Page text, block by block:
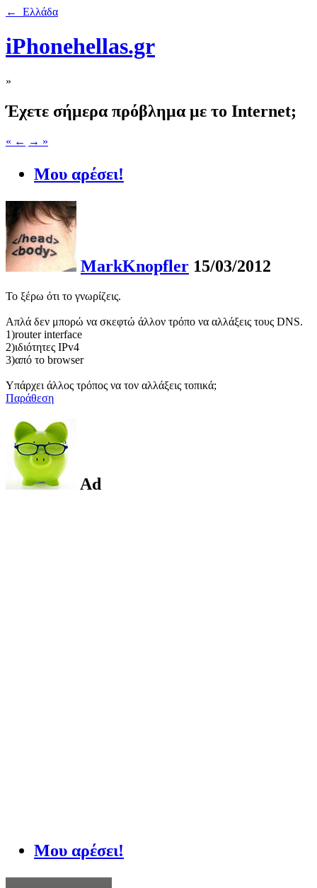
← Ελλάδα
iPhonehellas.gr
»
Έχετε σήμερα πρόβλημα με το Internet;
« ← → »
Μου αρέσει!
MarkKnopfler 15/03/2012
Το ξέρω ότι το γνωρίζεις.
Απλά δεν μπορώ να σκεφτώ άλλον τρόπο να αλλάξεις τους DNS.
1)router interface
2)ιδιότητες IPv4
3)από το browser
Υπάρχει άλλος τρόπος να τον αλλάξεις τοπικά;
Παράθεση
Ad
Μου αρέσει!